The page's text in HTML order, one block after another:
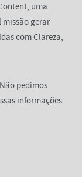
uma
gerar
com Clareza,
pedimos
informações